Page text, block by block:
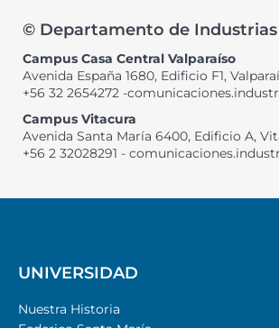
© Departamento de Industrias
Campus Casa Central Valparaíso
Avenida España 1680, Edificio F1,
+56 32 2654272 -
Campus Vitacura
Avenida Santa María 6400, Edificio A,
+56 2 32028291 -
UNIVERSIDAD
Nuestra Historia